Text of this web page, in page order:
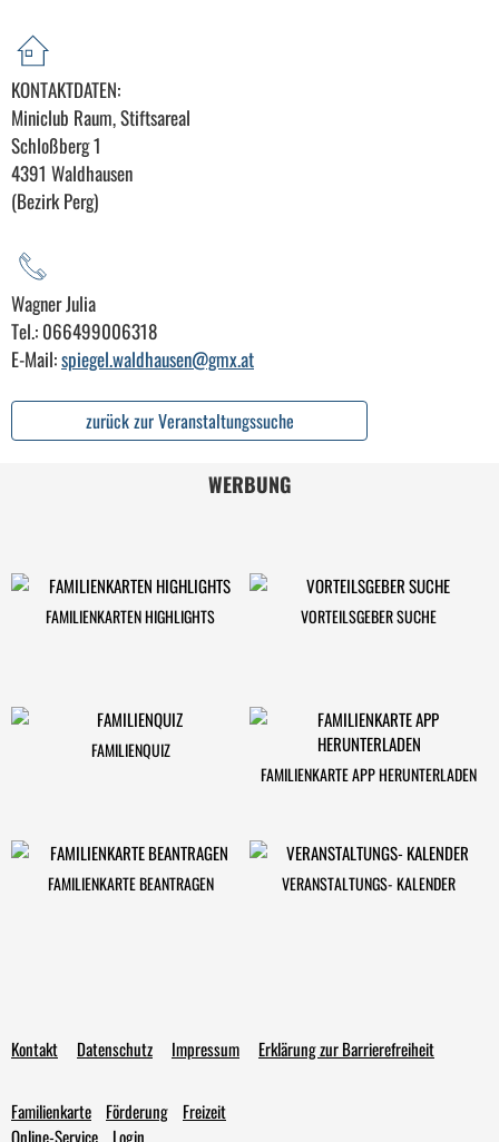
KONTAKTDATEN:
Miniclub Raum, Stiftsareal
Schloßberg 1
4391 Waldhausen
(Bezirk Perg)
Wagner Julia
Tel.: 066499006318
E-Mail:spiegel.waldhausen@gmx.at
zurück zur Veranstaltungssuche
WERBUNG
Kontakt Datenschutz Impressum Erklärung zur Barrierefreiheit
Familienkarte Förderung
Freizeit
Online-Service
Login
FAMILIENKARTEN HIGHLIGHTS VORTEILSGEBER SUCHE
FAMILIENQUIZ
FAMILIENKARTE APP HERUNTERLADEN
FAMILIENKARTE BEANTRAGEN VERANSTALTUNGS- KALENDER